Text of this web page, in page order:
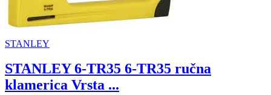
STANLEY
STANLEY 6-TR35 6-TR35 ručna
klamerica Vrsta ...